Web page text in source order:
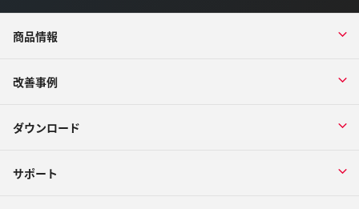
商品情報
改善事例
ダウンロード
サポート